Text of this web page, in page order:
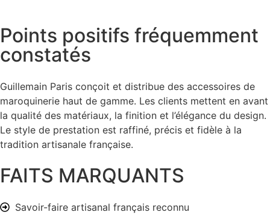
Points positifs fréquemment
constatés
Guillemain Paris conçoit et distribue des accessoires de
maroquinerie haut de gamme. Les clients mettent en avant
la qualité des matériaux, la finition et l’élégance du design.
Le style de prestation est raffiné, précis et fidèle à la
tradition artisanale française.
FAITS MARQUANTS
Savoir-faire artisanal français reconnu